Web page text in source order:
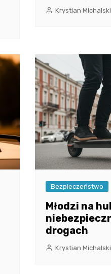
Krystian Michalski
Bezpieczeństwo
Młodzi na
drogach
Krystian Michalski